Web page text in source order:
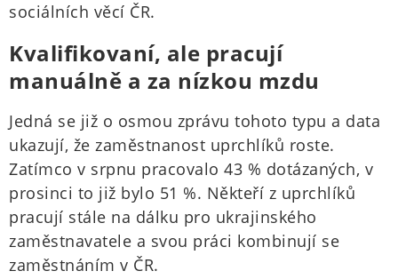
sociálních věcí ČR.
Kvalifikovaní, ale pracují
manuálně a za nízkou mzdu
Jedná se již o osmou zprávu tohoto typu a data
ukazují, že zaměstnanost uprchlíků roste.
Zatímco v srpnu pracovalo 43 % dotázaných, v
prosinci to již bylo 51 %. Někteří z uprchlíků
pracují stále na dálku pro ukrajinského
zaměstnavatele a svou práci kombinují se
zaměstnáním v ČR.